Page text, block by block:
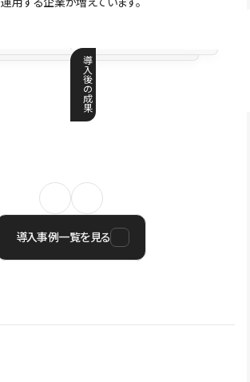
導
入
後
の
成
果
導入事例一覧を見る